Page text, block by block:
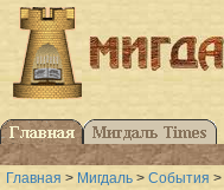
Главная > Мигдаль > События >